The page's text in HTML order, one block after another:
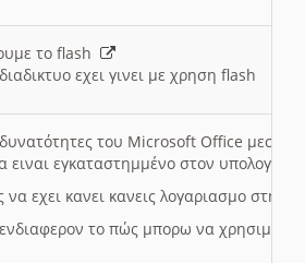
το flash
εχει γινει με χρηση flash
του Microsoft Office μεσω
ειναι εγκαταστημμένο στον
να εχει κανει κανεις λογαριασμο στη
το πώς μπορω να